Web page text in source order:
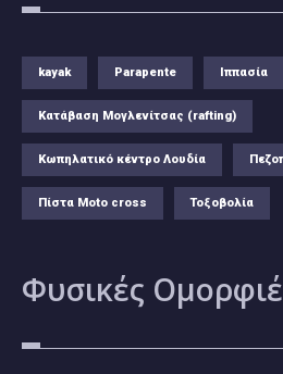
kayak Parapente Ιππασία
Κατάβαση Μογλενίτσας (rafting)
Κωπηλατικό κέντρο Λουδία
Πίστα Moto cross Τοξοβολία
Φυσικές